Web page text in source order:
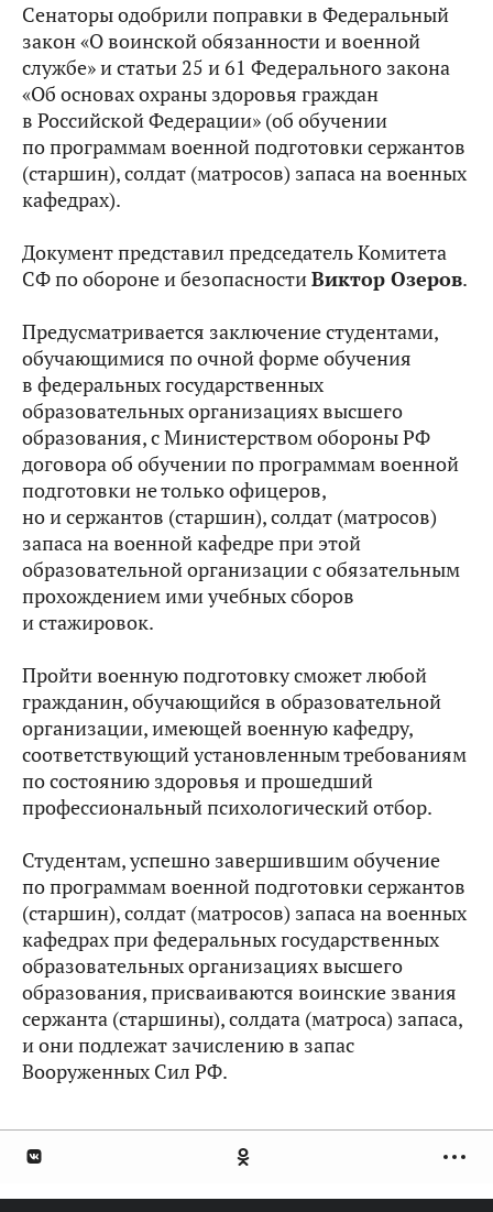
Сенаторы одобрили поправки в Федеральный
закон «О воинской обязанности и военной
службе» и статьи 25 и 61 Федерального закона
«Об основах охраны здоровья граждан
в Российской Федерации» (об обучении
по программам военной подготовки сержантов
(старшин), солдат (матросов) запаса на военных
кафедрах).
Документ представил председатель Комитета
СФ пообороне и безопасностиВиктор Озеров.
Предусматривается заключение студентами,
обучающимися по очной форме обучения
в федеральных государственных
образовательных организациях высшего
образования, с Министерством обороны РФ
договора об обучении по программам военной
подготовки не только офицеров,
но и сержантов (старшин), солдат (матросов)
запаса на военной кафедре при этой
образовательной организации с обязательным
прохождением ими учебных сборов
и стажировок.
Пройти военную подготовку сможет любой
гражданин, обучающийся в образовательной
организации, имеющей военную кафедру,
соответствующий установленным требованиям
по состоянию здоровья и прошедший
профессиональный психологический отбор.
Студентам, успешно завершившим обучение
по программам военной подготовки сержантов
(старшин), солдат (матросов) запаса навоенных
кафедрахпри федеральных государственных
образовательных организациях высшего
образования, присваиваются воинские звания
сержанта (старшины), солдата (матроса) запаса,
и они подлежат зачислению в запас
Вооруженных Сил РФ.